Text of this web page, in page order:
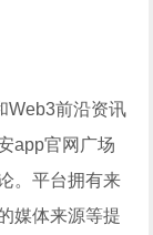
Web3前沿资讯
app官网广场
。平台拥有来
媒体来源等提